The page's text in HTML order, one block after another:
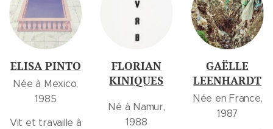
ELISA PINTO
Née à Mexico,
1985
Vit et travaille à
FLORIAN
KINIQUES
Né à Namur,
1988
GAËLLE
LEENHARDT
Née en France,
1987